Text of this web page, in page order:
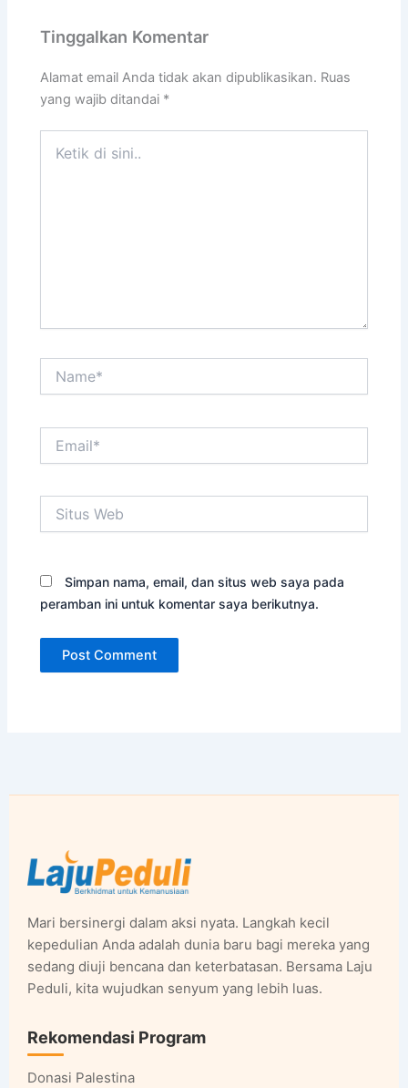
Tinggalkan Komentar
Alamat email Anda tidak akan dipublikasikan. Ruas
yang wajib ditandai *
Web
Simpan nama, email, dan situs web saya pada
peramban ini untuk komentar saya berikutnya.
Mari bersinergi dalam aksi nyata. Langkah kecil
kepedulian Anda adalah dunia baru bagi mereka yang
sedang diuji bencana dan keterbatasan. Bersama Laju
Peduli, kita wujudkan senyum yang lebih luas.
Rekomendasi Program
Donasi Palestina